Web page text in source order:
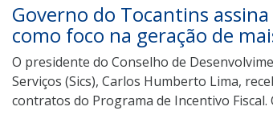
Governo do Tocantins
como foco na geração de
O presidente do Conselho de
Serviços (Sics), Carlos Humberto Lima,
contratos do Programa de Incentivo